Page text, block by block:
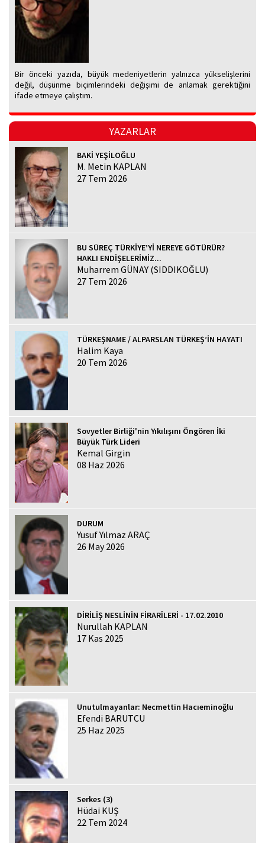
Bir önceki yazıda, büyük medeniyetlerin yalnızca yükselişlerini
değil, düşünme biçimlerindeki değişimi de anlamak gerektiğini
ifade etmeye çalıştım.
YAZARLAR
BAKİ YEŞİLOĞLU
M. Metin KAPLAN
27 Tem 2026
BU SÜREÇ TÜRKİYE’Yİ NEREYE GÖTÜRÜR?
HAKLI ENDİŞELERİMİZ...
Muharrem GÜNAY (SIDDIKOĞLU)
27 Tem 2026
TÜRKEŞNAME / ALPARSLAN TÜRKEŞ’İN HAYATI
Halim Kaya
20 Tem 2026
Sovyetler Birliği'nin Yıkılışını Öngören İki
Büyük Türk Lideri
Kemal Girgin
08 Haz 2026
DURUM
Yusuf Yılmaz ARAÇ
26 May 2026
DİRİLİŞ NESLİNİN FİRARÎLERİ - 17.02.2010
Nurullah KAPLAN
17 Kas 2025
Unutulmayanlar: Necmettin Hacıeminoğlu
Efendi BARUTCU
25 Haz 2025
Serkes (3)
Hüdai KUŞ
22 Tem 2024